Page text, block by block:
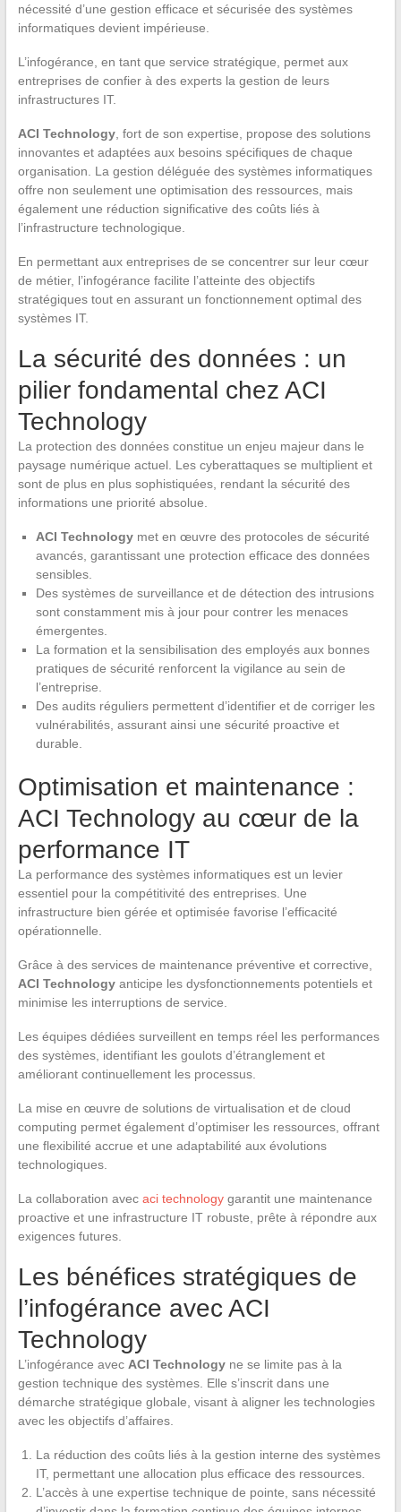
nécessité d’une gestion efficace et sécurisée des systèmes
informatiques devient impérieuse.
L’infogérance, en tant que service stratégique, permet aux
entreprises de confier à des experts la gestion de leurs
infrastructures IT.
ACI Technology, fort de son expertise, propose des solutions
innovantes et adaptées aux besoins spécifiques de chaque
organisation. La gestion déléguée des systèmes informatiques
offre non seulement une optimisation des ressources, mais
également une réduction significative des coûts liés à
l’infrastructure technologique.
En permettant aux entreprises de se concentrer sur leur cœur
de métier, l’infogérance facilite l’atteinte des objectifs
stratégiques tout en assurant un fonctionnement optimal des
systèmes IT.
La sécurité des données : un
pilier fondamental chez ACI
Technology
La protection des données constitue un enjeu majeur dans le
paysage numérique actuel. Les cyberattaques se multiplient et
sont de plus en plus sophistiquées, rendant la sécurité des
informations une priorité absolue.
ACI Technologymet en œuvre des protocoles de sécurité
avancés, garantissant une protection efficace des données
sensibles.
Des systèmes de surveillance et de détection des intrusions
sont constamment mis à jour pour contrer les menaces
émergentes.
La formation et la sensibilisation des employés aux bonnes
pratiques de sécurité renforcent la vigilance au sein de
l’entreprise.
Des audits réguliers permettent d’identifier et de corriger les
vulnérabilités, assurant ainsi une sécurité proactive et
durable.
Optimisation et maintenance :
ACI Technology au cœur de la
performance IT
La performance des systèmes informatiques est un levier
essentiel pour la compétitivité des entreprises. Une
infrastructure bien gérée et optimisée favorise l’efficacité
opérationnelle.
Grâce à des services de maintenance préventive et corrective,
ACI Technologyanticipe les dysfonctionnements potentiels et
minimise les interruptions de service.
Les équipes dédiées surveillent en temps réel les performances
des systèmes, identifiant les goulots d’étranglement et
améliorant continuellement les processus.
La mise en œuvre de solutions de virtualisation et de cloud
computing permet également d’optimiser les ressources, offrant
une flexibilité accrue et une adaptabilité aux évolutions
technologiques.
La collaboration avec aci technologygarantit une maintenance
proactive et une infrastructure IT robuste, prête à répondre aux
exigences futures.
Les bénéfices stratégiques de
l’infogérance avec ACI
Technology
L’infogérance avec ACI Technologyne se limite pas à la
gestion technique des systèmes. Elle s’inscrit dans une
démarche stratégique globale, visant à aligner les technologies
avec les objectifs d’affaires.
La réduction des coûts liés à la gestion interne des systèmes
IT, permettant une allocation plus efficace des ressources.
L’accès à une expertise technique de pointe, sans nécessité